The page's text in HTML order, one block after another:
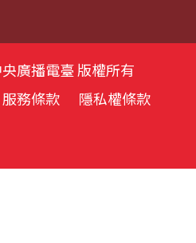
廣播電臺 版權所有
服務條款 隱私權條款